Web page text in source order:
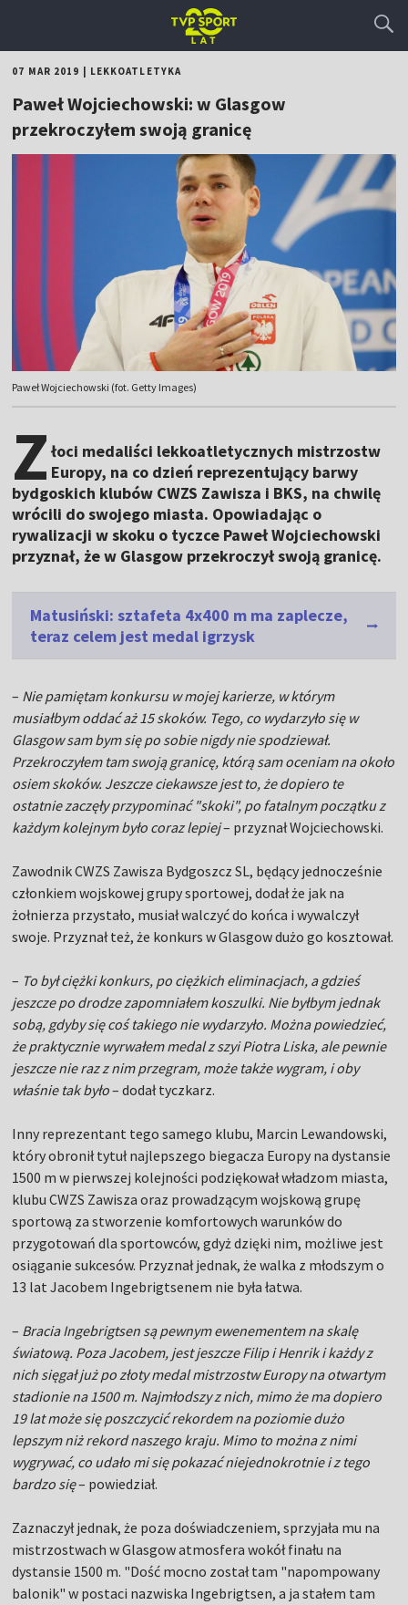
07 MAR 2019 LEKKOATLETYKA
Paweł Wojciechowski: w Glasgow
przekroczyłem swoją granicę
Paweł Wojciechowski (fot. Getty Images)
Z łoci medaliści lekkoatletycznych mistrzostw
Europy, na co dzień reprezentujący barwy
bydgoskich klubów CWZS Zawisza i BKS, na chwilę
wrócili do swojego miasta. Opowiadając o
rywalizacji w skoku o tyczce Paweł Wojciechowski
przyznał, że w Glasgow przekroczył swoją granicę.
Matusiński: sztafeta 4x400 m ma zaplecze,
teraz celem jest medal igrzysk
– Nie pamiętam konkursu w mojej karierze, w którym
musiałbym oddać aż 15 skoków. Tego, co wydarzyło się w
Glasgow sam bym się po sobie nigdy nie spodziewał.
Przekroczyłem tam swoją granicę, którą sam oceniam na około
osiem skoków. Jeszcze ciekawsze jest to, że dopiero te
ostatnie zaczęły przypominać "skoki", po fatalnym początku z
każdym kolejnym było coraz lepiej– przyznał Wojciechowski.
Zawodnik CWZS Zawisza Bydgoszcz SL, będący jednocześnie
członkiem wojskowej grupy sportowej, dodał że jak na
żołnierza przystało, musiał walczyć do końca i wywalczył
swoje. Przyznał też, że konkurs w Glasgow dużo go kosztował.
– To był ciężki konkurs, po ciężkich eliminacjach, a gdzieś
jeszcze po drodze zapomniałem koszulki. Nie byłbym jednak
sobą, gdyby się coś takiego nie wydarzyło. Można powiedzieć,
że praktycznie wyrwałem medal z szyi Piotra Liska, ale pewnie
jeszcze nie raz z nim przegram, może także wygram, i oby
właśnie tak było– dodał tyczkarz.
Inny reprezentant tego samego klubu, Marcin Lewandowski,
który obronił tytuł najlepszego biegacza Europy na dystansie
1500 m w pierwszej kolejności podziękował władzom miasta,
klubu CWZS Zawisza oraz prowadzącym wojskową grupę
sportową za stworzenie komfortowych warunków do
przygotowań dla sportowców, gdyż dzięki nim, możliwe jest
osiąganie sukcesów. Przyznał jednak, że walka z młodszym o
13 lat Jacobem Ingebrigtsenem nie była łatwa.
– Bracia Ingebrigtsen są pewnym ewenementem na skalę
światową. Poza Jacobem, jest jeszcze Filip i Henrik i każdy z
nich sięgał już po złoty medal mistrzostw Europy na otwartym
stadionie na 1500 m. Najmłodszy z nich, mimo że ma dopiero
19 lat może się poszczycić rekordem na poziomie dużo
lepszym niż rekord naszego kraju. Mimo to można z nimi
wygrywać, co udało mi się pokazać niejednokrotnie i z tego
bardzo się– powiedział.
Zaznaczył jednak, że poza doświadczeniem, sprzyjała mu na
mistrzostwach w Glasgow atmosfera wokół finału na
dystansie 1500 m. "Dość mocno został tam "napompowany
balonik" w postaci nazwiska Ingebrigtsen, a ja stałem tam